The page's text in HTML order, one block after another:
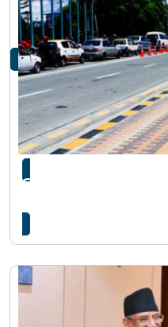
सिंहदरबार र संसद् भवन
सरकारले लगायो रोक